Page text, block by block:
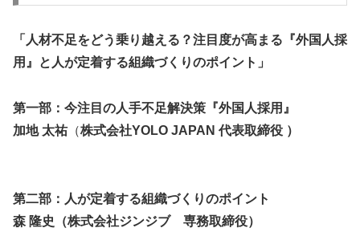
「人材不足をどう乗り越える？注目度が高まる『外国人採
用』と人が定着する組織づくりのポイント」
第一部： 今注目の人手不足解決策『外国人採用』
加地 太祐（株式会社YOLO JAPAN 代表取締役 ）
第二部： 人が定着する組織づくりのポイント
森 隆史（株式会社ジンジブ 専務取締役）